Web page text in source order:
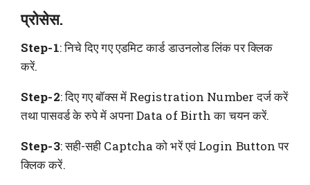
प्रोसेस.
Step-1: निचे दिए गए एडमिट कार्ड डाउनलोड लिंक पर क्लिक
करें.
Step-2: दिए गए बॉक्स में Registration Number दर्ज करें
तथा पासवर्ड के रुपे में अपना Data of Birth का चयन करें.
Step-3: सही-सही Captcha को भरें एवं Login Button पर
क्लिक करें.